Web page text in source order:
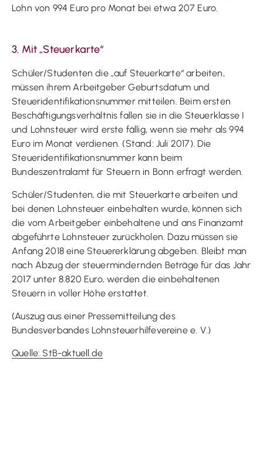
Lohn von 994 Euro pro Monat bei etwa 207 Euro.
3. Mit „Steuerkarte“
Schüler/Studenten die „auf Steuerkarte“ arbeiten,
müssen ihrem Arbeitgeber Geburtsdatum und
Steueridentifikationsnummer mitteilen. Beim ersten
Beschäftigungsverhältnis fallen sie in die Steuerklasse I
und Lohnsteuer wird erste fällig, wenn sie mehr als 994
Euro im Monat verdienen. (Stand: Juli 2017). Die
Steueridentifikationsnummer kann beim
Bundeszentralamt für Steuern in Bonn erfragt werden.
Schüler/Studenten, die mit Steuerkarte arbeiten und
bei denen Lohnsteuer einbehalten wurde, können sich
die vom Arbeitgeber einbehaltene und ans Finanzamt
abgeführte Lohnsteuer zurückholen. Dazu müssen sie
Anfang 2018 eine Steuererklärung abgeben. Bleibt man
nach Abzug der steuermindernden Beträge für das Jahr
2017 unter 8.820 Euro, werden die einbehaltenen
Steuern in voller Höhe erstattet.
(Auszug aus einer Pressemitteilung des
Bundesverbandes Lohnsteuerhilfevereine e. V.)
Quelle: StB-aktuell.de